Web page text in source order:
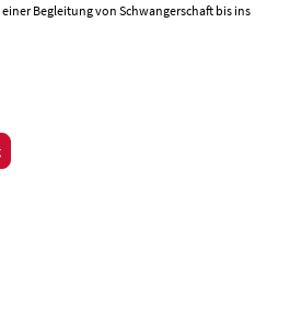
Begleitung von Schwangerschaft bis ins